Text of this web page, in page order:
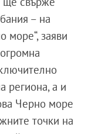
– на
море“, заяви
региона, а и
Черно море
точки на